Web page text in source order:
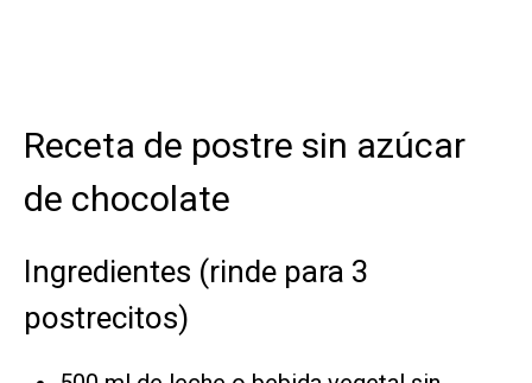
Receta de postre sin azúcar
de chocolate
Ingredientes (rinde para 3
postrecitos)